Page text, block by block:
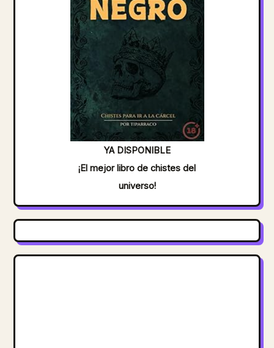
YA DISPONIBLE
¡El mejor libro de chistes del
universo!